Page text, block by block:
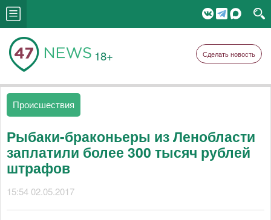
18+ Сделать новость
Происшествия
Рыбаки-браконьеры из Ленобласти
заплатили более 300 тысяч рублей
штрафов
15:54 02.05.2017